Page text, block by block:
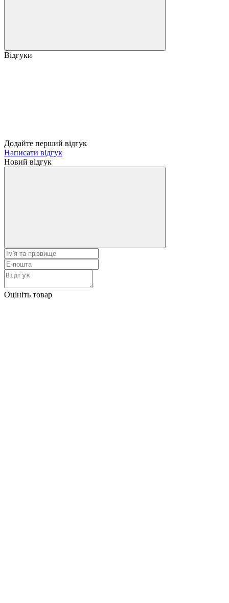
Відгуки
Додайте перший відгук
Написати відгук
Новий відгук
Оцініть товар